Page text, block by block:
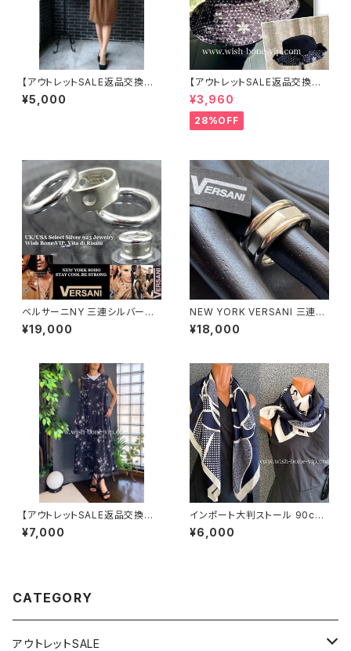
【アウトレットSALE返品交換不
可8/20まで】フランス製インポ
ートワンピース｜LONNKEL P
¥5,000
【アウトレットSALE返品交換不
可8/20まで】ワッフル立体フラワ
ー＆無地 2way リバーシブルハ
ット・ワイヤー入り変形ハット・フ
ラワー帽子【ブラック】
¥3,960
28%OFF
ベルサーニNY 三連シルバーリ
ング【11～16号】VERSANI NE
WYORK ホールドット｜シルバ
le Ring
¥19,000
NEW YORK VERSANI 三連シ
ルバーリング【19～24号】ポリゴ
ンデザイン ベルサーニ｜シルバ
¥18,000
【アウトレットSALE返品交換不
可8/20まで】ロングワンピース・
マキシワンピース・サラッと軽や
¥7,000
インポート大判ストール 90cm
大判スクエア Silk Feeling お
しゃれなツヤスカーフ/ネイビー
¥6,000
CATEGORY
アウトレットSALE